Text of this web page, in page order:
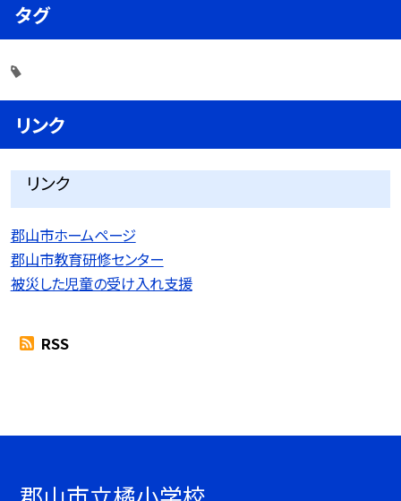
タグ
リンク
リンク
郡山市ホームページ
郡山市教育研修センター
被災した児童の受け入れ支援
RSS